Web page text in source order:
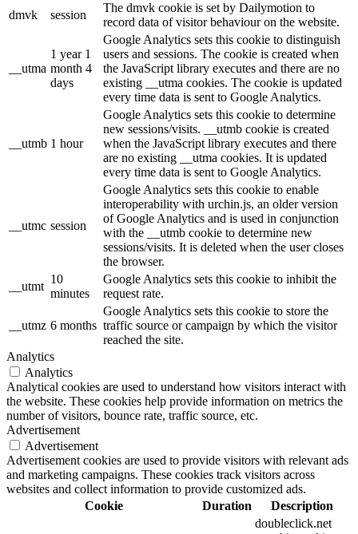
dmvk
session
The dmvk cookie is set by Dailymotion to
record data of visitor behaviour on the website.
__utma
1 year 1
month 4
days
Google Analytics sets this cookie to distinguish
users and sessions. The cookie is created when
the JavaScript library executes and there are no
existing __utma cookies. The cookie is updated
every time data is sent to Google Analytics.
__utmb 1 hour
Google Analytics sets this cookie to determine
new sessions/visits. __utmb cookie is created
when the JavaScript library executes and there
are no existing __utma cookies. It is updated
every time data is sent to Google Analytics.
__utmc session
Google Analytics sets this cookie to enable
interoperability with urchin.js, an older version
of Google Analytics and is used in conjunction
with the __utmb cookie to determine new
sessions/visits. It is deleted when the user closes
the browser.
__utmt
10
minutes
Google Analytics sets this cookie to inhibit the
request rate.
__utmz 6 months
Google Analytics sets this cookie to store the
traffic source or campaign by which the visitor
reached the site.
Analytics
Analytics
Analytical cookies are used to understand how visitors interact with
the website. These cookies help provide information on metrics the
number of visitors, bounce rate, traffic source, etc.
Advertisement
Advertisement
Advertisement cookies are used to provide visitors with relevant ads
and marketing campaigns. These cookies track visitors across
websites and collect information to provide customized ads.
Cookie
Duration
Description
doubleclick.net